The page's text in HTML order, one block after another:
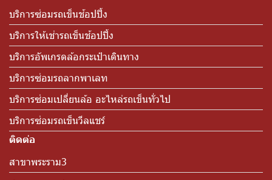
บริการซ่อมรถเข็นช้อปปิ้ง
บริการให้เช่ารถเข็นช้อปปิ้ง
บริการอัพเกรดล้อกระเป๋าเดินทาง
บริการซ่อมรถลากพาเลท
บริการซ่อมเปลี่ยนล้อ อะไหล่รถเข็นทั่วไป
บริการซ่อมรถเข็นวีลแชร์
ติดต่อ
สาขาพระราม3